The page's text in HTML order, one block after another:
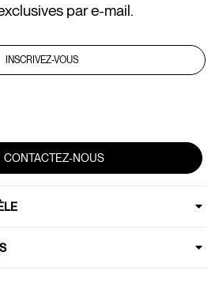
par e-mail.
INSCRIVEZ-VOUS
CONTACTEZ-NOUS